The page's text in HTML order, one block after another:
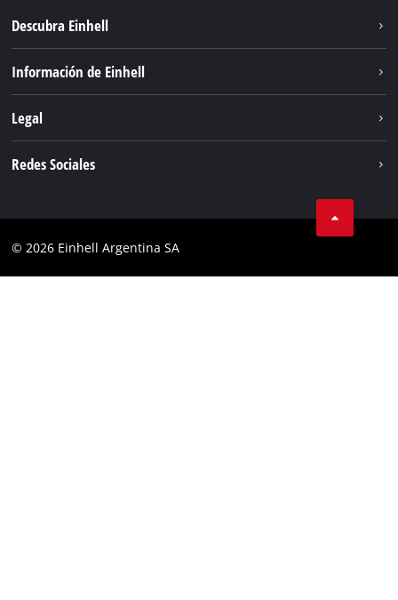
Descubra Einhell
Servicio
Información de Einhell
Einhell global
Legal
Cumplimiento
Redes Sociales
Instagram
© 2026 Einhell Argentina SA